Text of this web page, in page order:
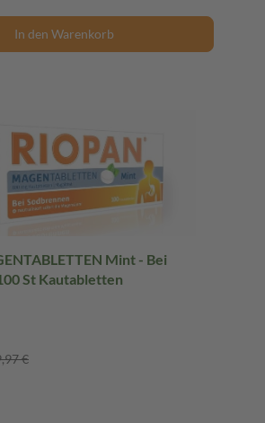
In den Warenkorb
Mint - Bei
St Kautabletten
€